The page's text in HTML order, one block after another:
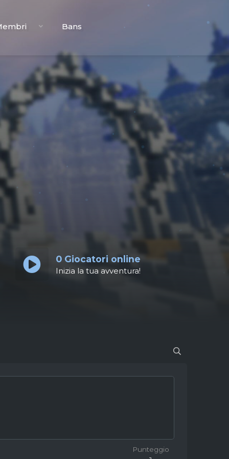
Bans
0 Giocatori online
Inizia la tua avventura!
Punteggio